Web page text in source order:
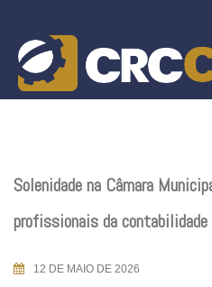
content
Solenidade na Câmara
profissionais da
12 DE MAIO DE 2026